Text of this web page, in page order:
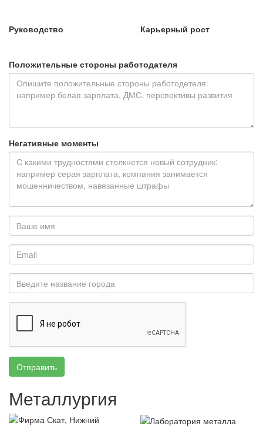
Руководство Карьерный рост
Положительные стороны работодателя
Негативные моменты
Отправить
Металлургия